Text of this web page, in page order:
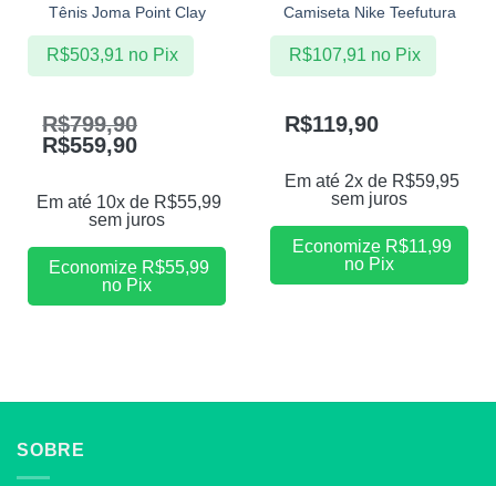
Tênis Joma Point Clay
R$799,90
R$559,90
Em até 10x de R$55,99
sem juros
R$503,91 no Pix
Economize R$55,99
no Pix
Camiseta Nike Teefutura
R$119,90
Em até 2x de R$59,95
sem juros
R$107,91 no Pix
Economize R$11,99
no Pix
SOBRE